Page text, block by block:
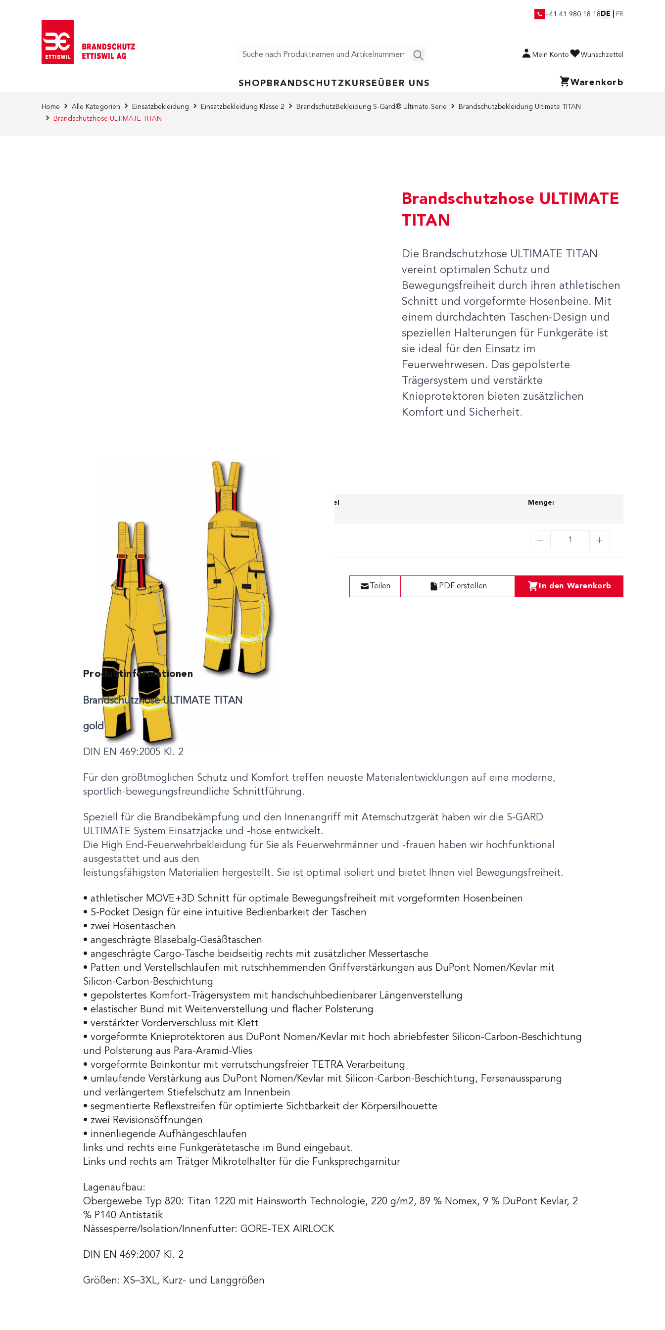
+41 41 980 18 18 DE FR
Mein Konto Wunschzettel
SHOP BRANDSCHUTZ KURSE ÜBER UNS Warenkorb
Home Alle Kategorien Einsatzbekleidung Einsatzbekleidung Klasse 2 Brandschutz­Bekleidung S-Gard® Ultimate-Serie
Brandschutzbekleidung Ultimate TITAN
Brandschutzhose ULTIMATE TITAN
Brandschutzhose ULTIMATE
TITAN
Die Brandschutzhose ULTIMATE TITAN
vereint optimalen Schutz und
Bewegungsfreiheit durch ihren athletischen
Schnitt und vorgeformte Hosenbeine. Mit
einem durchdachten Taschen-Design und
speziellen Halterungen für Funkgeräte ist
sie ideal für den Einsatz im
Feuerwehrwesen. Das gepolsterte
Trägersystem und verstärkte
Knieprotektoren bieten zusätzlichen
Komfort und Sicherheit.
Wunschzettel Menge:
CHF 566.00
In den Warenkorb
PDF erstellen
Teilen
Produktinformationen
Brandschutzhose ULTIMATE TITAN
gold
DIN EN 469:2005 Kl. 2
Für den größtmöglichen Schutz und Komfort treffen neueste Materialentwicklungen auf eine moderne,
sportlich-bewegungsfreundliche Schnittführung.
Speziell für die Brandbekämpfung und den Innenangriff mit Atemschutzgerät haben wir die S-GARD
ULTIMATE System Einsatzjacke und -hose entwickelt.
Die High End-Feuerwehrbekleidung für Sie als Feuerwehrmänner und -frauen haben wir hochfunktional
ausgestattet und aus den
leistungsfähigsten Materialien hergestellt. Sie ist optimal isoliert und bietet Ihnen viel Bewegungsfreiheit.
• athletischer MOVE+3D Schnitt für optimale Bewegungsfreiheit mit vorgeformten Hosenbeinen
• S-Pocket Design für eine intuitive Bedienbarkeit der Taschen
• zwei Hosentaschen
• angeschrägte Blasebalg-Gesäßtaschen
• angeschrägte Cargo-Tasche beidseitig rechts mit zusätzlicher Messertasche
• Patten und Verstellschlaufen mit rutschhemmenden Griffverstärkungen aus DuPont Nomen/Kevlar mit
Silicon-Carbon-Beschichtung
• gepolstertes Komfort-Trägersystem mit handschuhbedienbarer Längenverstellung
• elastischer Bund mit Weitenverstellung und flacher Polsterung
• verstärkter Vorderverschluss mit Klett
• vorgeformte Knieprotektoren aus DuPont Nomen/Kevlar mit hoch abriebfester Silicon-Carbon-Beschichtung
und Polsterung aus Para-Aramid-Vlies
• vorgeformte Beinkontur mit verrutschungsfreier TETRA Verarbeitung
• umlaufende Verstärkung aus DuPont Nomen/Kevlar mit Silicon-Carbon-Beschichtung, Fersenaussparung
und verlängertem Stiefelschutz am Innenbein
• segmentierte Reflexstreifen für optimierte Sichtbarkeit der Körpersilhouette
• zwei Revisionsöffnungen
• innenliegende Aufhängeschlaufen
links und rechts eine Funkgerätetasche im Bund eingebaut.
Links und rechts am Trätger Mikrotelhalter für die Funksprechgarnitur
Lagenaufbau:
Obergewebe Typ 820: Titan 1220 mit Hainsworth Technologie, 220 g/m2, 89 % Nomex, 9 % DuPont Kevlar, 2
% P140 Antistatik
Nässesperre/Isolation/Innenfutter: GORE-TEX AIRLOCK
DIN EN 469:2007 Kl. 2
Größen: XS–3XL, Kurz- und Langgrößen